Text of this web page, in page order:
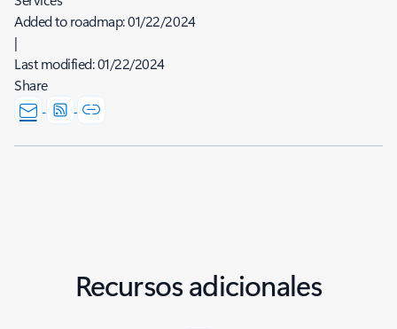
Added to roadmap:01/22/2024
|
Last modified:01/22/2024
Share
Recursos adicionales